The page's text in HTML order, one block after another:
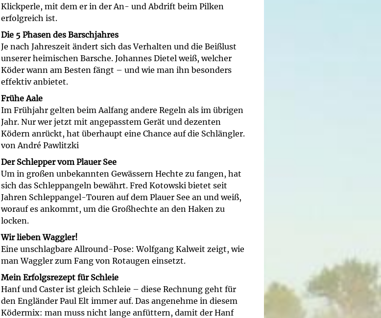
Klickperle, mit dem er in der An- und Abdrift beim Pilken
erfolgreich ist.
Die 5 Phasen des Barschjahres
Je nach Jahreszeit ändert sich das Verhalten und die Beißlust
unserer heimischen Barsche. Johannes Dietel weiß, welcher
Köder wann am Besten fängt – und wie man ihn besonders
effektiv anbietet.
Frühe Aale
Im Frühjahr gelten beim Aalfang andere Regeln als im übrigen
Jahr. Nur wer jetzt mit angepasstem Gerät und dezenten
Ködern anrückt, hat überhaupt eine Chance auf die Schlängler.
von André Pawlitzki
Der Schlepper vom Plauer See
Um in großen unbekannten Gewässern Hechte zu fangen, hat
sich das Schleppangeln bewährt. Fred Kotowski bietet seit
Jahren Schleppangel-Touren auf dem Plauer See an und weiß,
worauf es ankommt, um die Großhechte an den Haken zu
locken.
Wir lieben Waggler!
Eine unschlagbare Allround-Pose: Wolfgang Kalweit zeigt, wie
man Waggler zum Fang von Rotaugen einsetzt.
Mein Erfolgsrezept für Schleie
Hanf und Caster ist gleich Schleie – diese Rechnung geht für
den Engländer Paul Elt immer auf. Das angenehme in diesem
Ködermix: man muss nicht lange anfüttern, damit der Hanf